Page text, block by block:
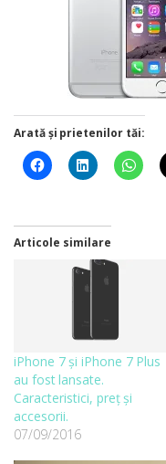
Arată și prietenilor tăi:
Articole similare
iPhone 7 și iPhone 7 Plus
au fost lansate.
Caracteristici, preț și
accesorii.
07/09/2016